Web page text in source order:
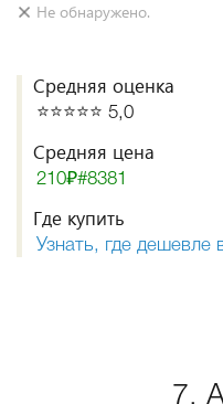
Не обнаружено.
Средняя оценка
⭐️⭐️⭐️⭐️⭐️ 5,0
Средняя цена
210₽#8381
Где купить
Узнать, где дешевле
7.